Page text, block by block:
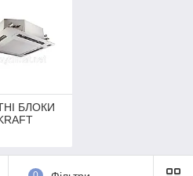
компоненти.
підкорює світовий ринок
технологічності,
якості, наша продукція
світових лідерів.
БЛОКИ